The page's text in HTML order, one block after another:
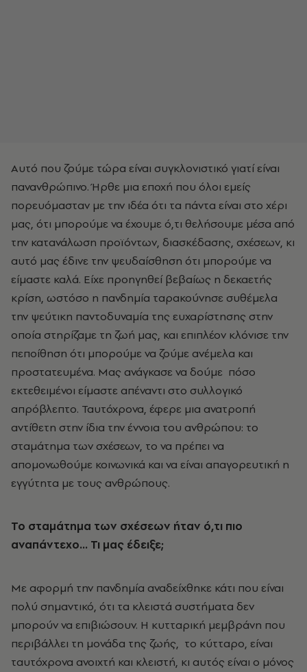
Αυτό που ζούμε τώρα είναι συγκλονιστικό γιατί είναι
πανανθρώπινο. Ήρθε μια εποχή που όλοι εμείς
πορευόμασταν με την ιδέα ότι τα πάντα είναι στο χέρι
μας, ότι μπορούμε να έχουμε ό,τι θελήσουμε μέσα από
την κατανάλωση προϊόντων, διασκέδασης, σχέσεων, κι
αυτό μας έδινε την ψευδαίσθηση ότι μπορούμε να
είμαστε καλά. Είχε προηγηθεί βεβαίως η δεκαετής
κρίση, ωστόσο η πανδημία ταρακούνησε συθέμελα
την ψεύτικη παντοδυναμία της ευχαρίστησης στην
οποία στηρίζαμε τη ζωή μας, και επιπλέον κλόνισε την
πεποίθηση ότι μπορούμε να ζούμε ανέμελα και
προστατευμένα. Μας ανάγκασε να δούμε πόσο
εκτεθειμένοι είμαστε απέναντι στο συλλογικό
απρόβλεπτο. Ταυτόχρονα, έφερε μια ανατροπή
αντίθετη στην ίδια την έννοια του ανθρώπου: το
σταμάτημα των σχέσεων, το να πρέπει να
απομονωθούμε κοινωνικά και να είναι απαγορευτική η
εγγύτητα με τους ανθρώπους.
Το σταμάτημα των σχέσεων ήταν ό,τι πιο
αναπάντεχο... Τι μας έδειξε;
Με αφορμή την πανδημία αναδείχθηκε κάτι που είναι
πολύ σημαντικό, ότι τα κλειστά συστήματα δεν
μπορούν να επιβιώσουν. Η κυτταρική μεμβράνη που
περιβάλλει τη μονάδα της ζωής, το κύτταρο, είναι
ταυτόχρονα ανοιχτή και κλειστή, κι αυτός είναι ο μόνος